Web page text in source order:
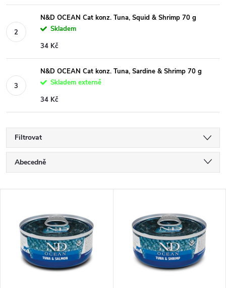
N&D OCEAN Cat konz. Tuna, Squid & Shrimp 70 g
Skladem
34 Kč
N&D OCEAN Cat konz. Tuna, Sardine & Shrimp 70 g
Skladem externě
34 Kč
Filtrovat
Ř
a
Abecedně
Nejprodávanější